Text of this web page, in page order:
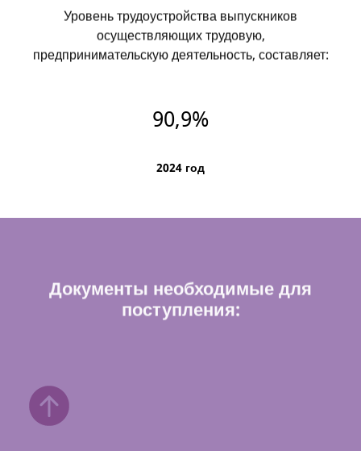
Уровень трудоустройства выпускников
осуществляющих трудовую,
предпринимательскую деятельность, составляет:
90,9%
2024 год
Документы необходимые для
поступления: